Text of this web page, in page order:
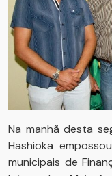
Na manhã desta
Hashioka
municipais de